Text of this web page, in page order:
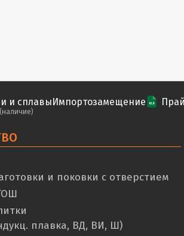
и сплавы
(наличие)
Импортозамещение
и поковки с отверстием
плавка, ВД, ВИ, Ш)